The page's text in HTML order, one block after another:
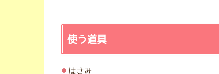
使う道具
はさみ